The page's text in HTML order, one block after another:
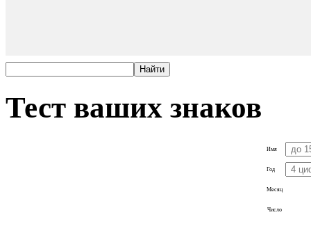
Тест ваших знаков
Имя
Год
Месяц
Число